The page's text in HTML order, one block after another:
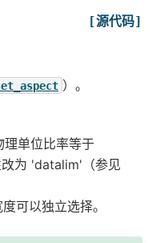
[源代码]
）。
单位比率等于
改为 'datalim'（参见
可以独立选择。